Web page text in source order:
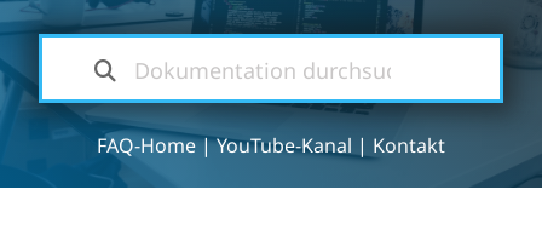
FAQ-Home|YouTube-Kanal | Kontakt